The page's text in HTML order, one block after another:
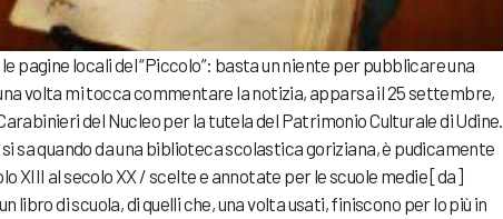
pagine locali del “Piccolo”: basta un niente per pubblicare una
volta mi tocca commentare la notizia, apparsa il 25 settembre,
del Nucleo per la tutela del Patrimonio Culturale di Udine.
sa quando da una biblioteca scolastica goriziana, è pudicamente
XIII al secolo XX / scelte e annotate per le scuole medie [da]
libro di scuola, di quelli che, una volta usati, finiscono per lo più in